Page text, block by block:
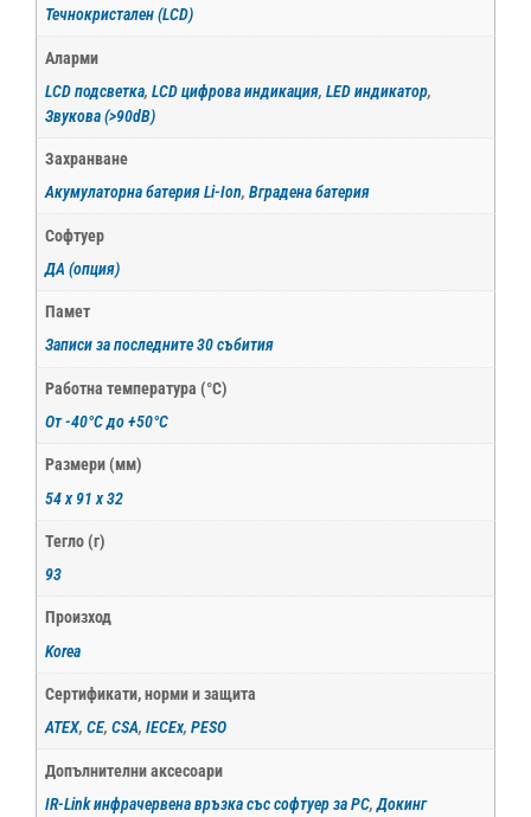
Течнокристален (LCD)
Аларми
LCD подсветка,LCD цифрова индикация,LED индикатор,
Звукова (>90dB)
Захранване
Акумулаторна батерия Li-Ion,Вградена батерия
Софтуер
ДА (опция)
Памет
Записи за последните 30 събития
Работна температура (°С)
От -40°С до +50°С
Размери (мм)
54 x 91 x 32
Тегло (г)
93
Произход
Korea
Сертификати, норми и защита
ATEX,CE,CSA,IECEx,PESO
Допълнителни аксесоари
IR-Link инфрачервена връзка със софтуер за PC,Докинг